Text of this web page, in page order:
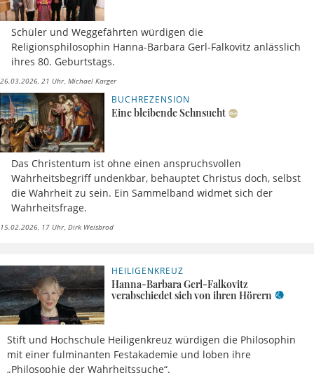
Schüler und Weggefährten würdigen die
Religionsphilosophin Hanna-Barbara Gerl-Falkovitz anlässlich
ihres 80. Geburtstags.
26.03.2026, 21 Uhr Michael Karger
BUCHREZENSION
Eine bleibende Sehnsucht
Das Christentum ist ohne einen anspruchsvollen
Wahrheitsbegriff undenkbar, behauptet Christus doch, selbst
die Wahrheit zu sein. Ein Sammelband widmet sich der
Wahrheitsfrage.
15.02.2026, 17 Uhr Dirk Weisbrod
HEILIGENKREUZ
Hanna-Barbara Gerl-Falkovitz
verabschiedet sich von ihren Hörern
Stift und Hochschule Heiligenkreuz würdigen die Philosophin
mit einer fulminanten Festakademie und loben ihre
„Philosophie der Wahrheitssuche“.
18.01.2026,
09 Uhr
Stephan
Baier